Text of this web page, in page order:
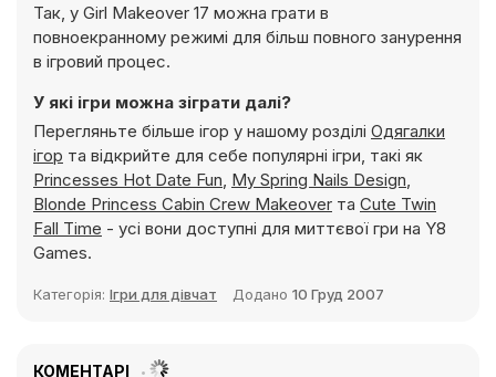
Так, у Girl Makeover 17 можна грати в
повноекранному режимі для більш повного занурення
в ігровий процес.
У які ігри можна зіграти далі?
Перегляньте більше ігор у нашому розділі Одягалки
ігор та відкрийте для себе популярні ігри, такі як
Princesses Hot Date Fun, My Spring Nails Design,
Blonde Princess Cabin Crew Makeover та Cute Twin
Fall Time - усі вони доступні для миттєвої гри на Y8
Games.
Категорія: Ігри для дівчат Додано 10 Груд 2007
КОМЕНТАРІ